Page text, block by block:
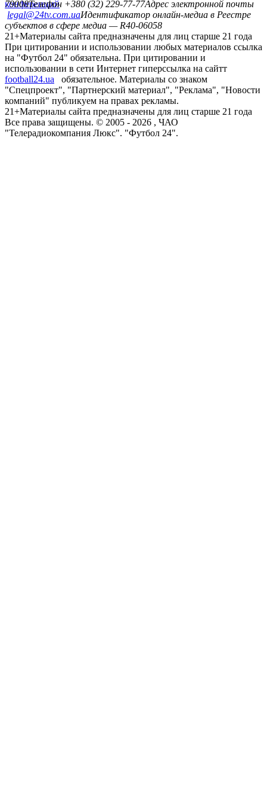
конференций
79008Телефон +380 (32) 229-77-77Адрес электронной почты
legal@24tv.com.uaИдентификатор онлайн-медиа в Реестре
субъектов в сфере медиа — R40-06058
21+Материалы сайта предназначены для лиц старше 21 года
При цитировании и использовании любых материалов ссылка
на "Футбол 24" обязательна. При цитировании и
использовании в сети Интернет гиперссылка на сайтт
football24.ua
обязательное. Материалы со знаком
"Спецпроект", "Партнерский материал", "Реклама", "Новости
компаний" публикуем на правах рекламы.
21+Материалы сайта предназначены для лиц старше 21 года
Все права защищены. © 2005 - 2026 , ЧАО
"Телерадиокомпания Люкс". "Футбол 24".